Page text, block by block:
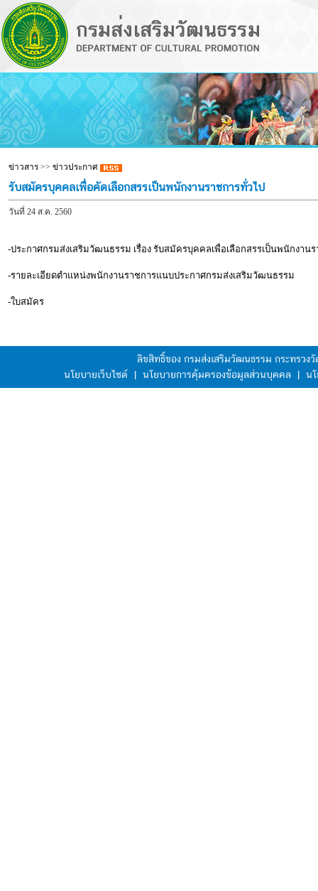
ข่าวสาร>> ข่าวประกาศ
รับสมัครบุคคลเพื่อคัดเลือกสรรเป็นพนักงานราชการทั่วไป
วันที่ 24 ส.ค. 2560
-ประกาศกรมส่งเสริมวัฒนธรรม เรื่อง รับสมัครบุคคลเพื่อเลือกสรรเป็นพนักงาน
-รายละเอียดตำแหน่งพนักงานราชการแนบประกาศกรมส่งเสริมวัฒนธรรม
-ใบสมัคร
ลิขสิทธิ์ของ กรมส่งเสริมวัฒนธรรม กระทรว
นโยบายเว็บไซต์
| นโยบายการคุ้มครองข้อมูลส่วนบุคคล | น